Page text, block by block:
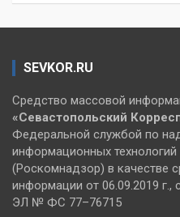
SEVKOR.RU
Средство массовой
«Севастопольский
Федеральной службой по
информационных
(Роскомнадзор) в качестве
информации от 06.09.2019 г.,
ЭЛ № ФС 77–76715